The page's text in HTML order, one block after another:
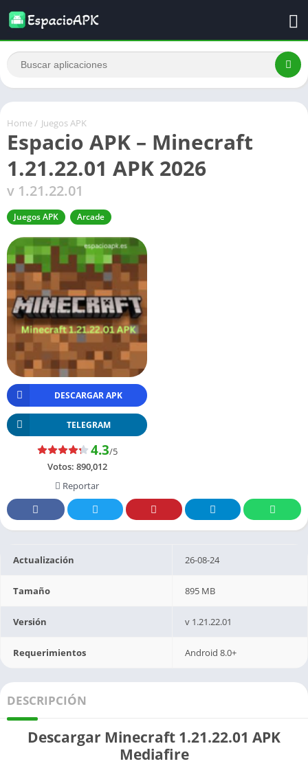
Home / Juegos APK
Espacio APK – Minecraft
1.21.22.01 APK 2026
v 1.21.22.01
Juegos APK Arcade
DESCARGAR APK
TELEGRAM
4.3/5
Votos: 890,012
Reportar
Actualización 26-08-24
Tamaño 895 MB
Versión v 1.21.22.01
Requerimientos Android 8.0+
DESCRIPCIÓN
Descargar Minecraft 1.21.22.01 APK
Mediafire